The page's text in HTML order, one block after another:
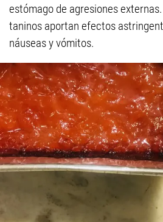
estómago de agresiones
taninos aportan efectos
náuseas y vómitos.